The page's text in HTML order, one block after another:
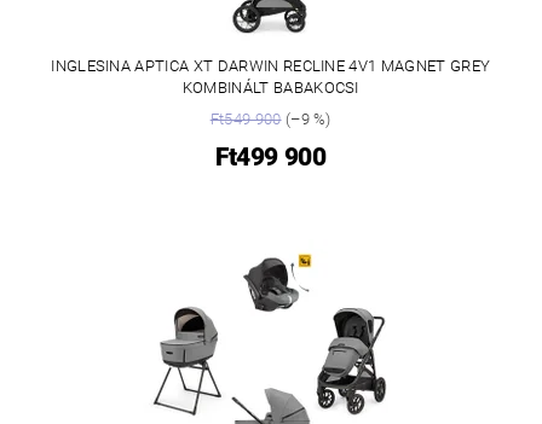
INGLESINA APTICA XT DARWIN RECLINE 4V1 MAGNET GREY
KOMBINÁLT BABAKOCSI
Ft549 900(–9 %)
Ft499 900